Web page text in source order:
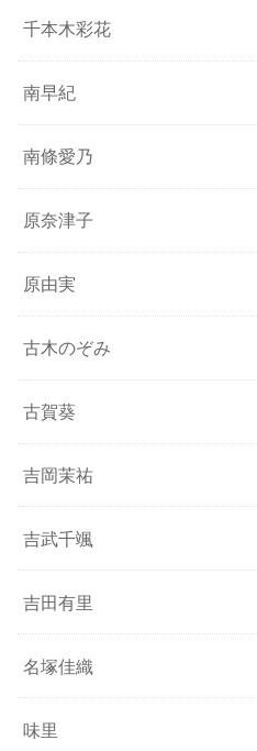
千本木彩花
南早紀
南條愛乃
原奈津子
原由実
古木のぞみ
古賀葵
吉岡茉祐
吉武千颯
吉田有里
名塚佳織
味里